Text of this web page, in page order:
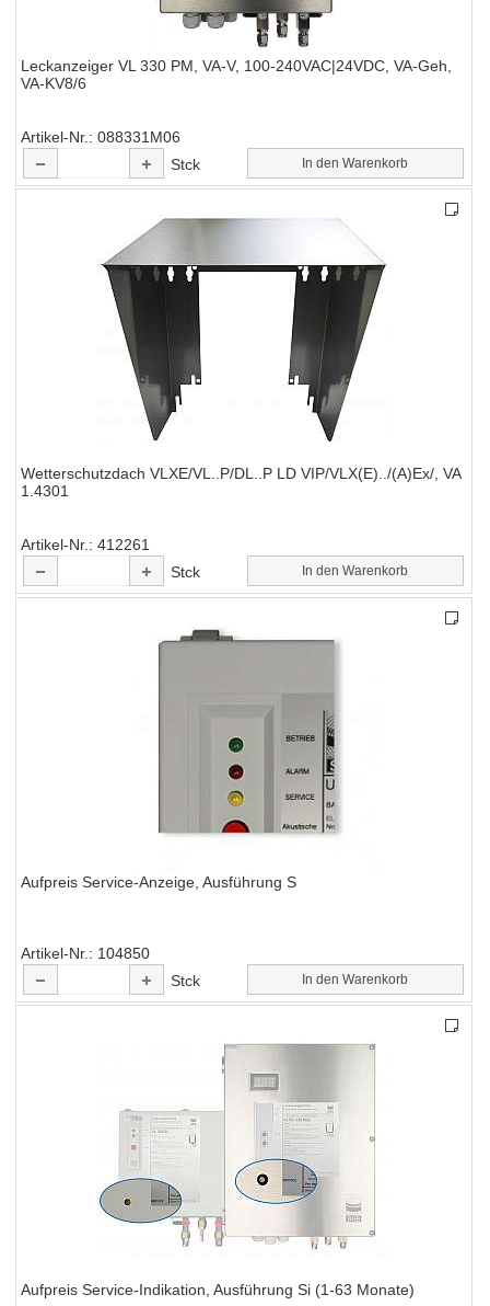
Leckanzeiger VL 330 PM, VA-V, 100-240VAC|24VDC, VA-Geh,
VA-KV8/6
Artikel-Nr.
088331M06
Stck
In den Warenkorb
Wetterschutzdach VLXE/VL..P/DL..P LD VIP/VLX(E)../(A)Ex/, VA
1.4301
Artikel-Nr. 412261
Stck
In den Warenkorb
Aufpreis Service-Anzeige, Ausführung S
Artikel-Nr.
104850
Stck
In den Warenkorb
Aufpreis Service-Indikation, Ausführung Si (1-63 Monate)